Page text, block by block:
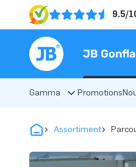
9.5/
JB
Gamma Promotions
Assortiment